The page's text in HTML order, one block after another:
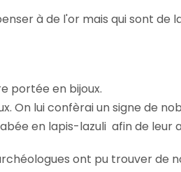
à de l'or mais qui sont de
portée en bijoux.
On lui confèrai un signe de
en lapis-lazuli afin de leur
ont pu trouver de